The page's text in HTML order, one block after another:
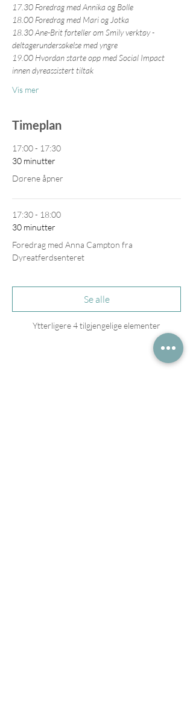
17.30 Foredrag med Annika og Bolle
18.00 Foredrag med Mari og Jotka
18.30 Ane-Brit forteller om Smily verktøy -
deltagerundersøkelse med yngre
19.00 Hvordan starte opp med Social Impact
innen dyreassistert tiltak
Vis mer
Timeplan
17:00 - 17:30
30 minutter
Dørene åpner
17:30 - 18:00
30 minutter
Foredrag med Anna Campton fra
Dyreatferdsenteret
Ytterligere 4 tilgjengelige elementer
Se alle